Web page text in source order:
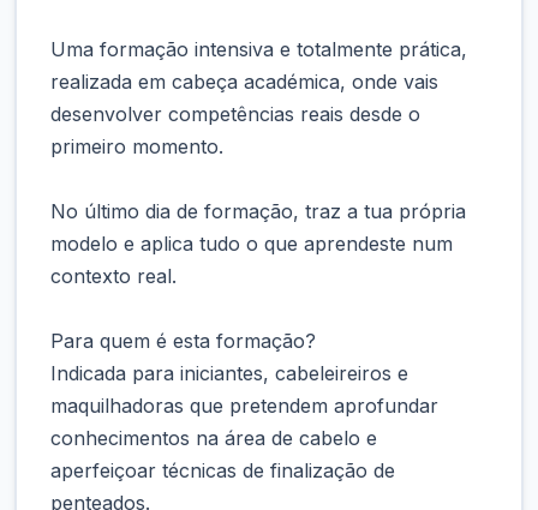
Uma formação intensiva e totalmente prática,
realizada em cabeça académica, onde vais
desenvolver competências reais desde o
primeiro momento.
No último dia de formação, traz a tua própria
modelo e aplica tudo o que aprendeste num
contexto real.
Para quem é esta formação?
Indicada para iniciantes, cabeleireiros e
maquilhadoras que pretendem aprofundar
conhecimentos na área de cabelo e
aperfeiçoar técnicas de finalização de
penteados.